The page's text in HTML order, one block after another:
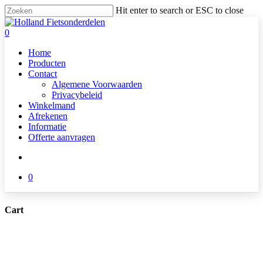
Skip
to
main
Hit enter to search or ESC to close
Close
Search
search
0
Home
Producten
Contact
Algemene Voorwaarden
Privacybeleid
Winkelmand
Afrekenen
Informatie
Offerte aanvragen
0
Cart